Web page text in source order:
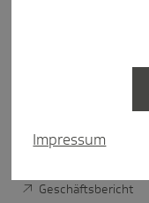
Geschäftsbericht
Impressum